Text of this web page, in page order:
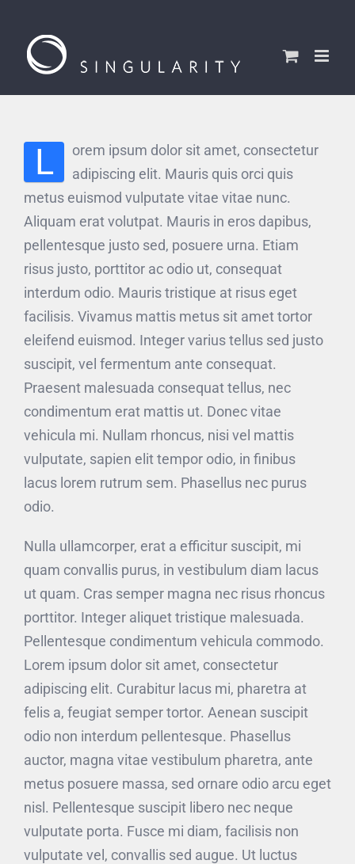
content
L
orem ipsum dolor sit amet, consectetur
adipiscing elit. Mauris quis orci quis
metus euismod vulputate vitae vitae nunc.
Aliquam erat volutpat. Mauris in eros dapibus,
pellentesque justo sed, posuere urna. Etiam
risus justo, porttitor ac odio ut, consequat
interdum odio. Mauris tristique at risus eget
facilisis. Vivamus mattis metus sit amet tortor
eleifend euismod. Integer varius tellus sed justo
suscipit, vel fermentum ante consequat.
Praesent malesuada consequat tellus, nec
condimentum erat mattis ut. Donec vitae
vehicula mi. Nullam rhoncus, nisi vel mattis
vulputate, sapien elit tempor odio, in finibus
lacus lorem rutrum sem. Phasellus nec purus
odio.
Nulla ullamcorper, erat a efficitur suscipit, mi
quam convallis purus, in vestibulum diam lacus
ut quam. Cras semper magna nec risus rhoncus
porttitor. Integer aliquet tristique malesuada.
Pellentesque condimentum vehicula commodo.
Lorem ipsum dolor sit amet, consectetur
adipiscing elit. Curabitur lacus mi, pharetra at
felis a, feugiat semper tortor. Aenean suscipit
odio non interdum pellentesque. Phasellus
auctor, magna vitae vestibulum pharetra, ante
metus posuere massa, sed ornare odio arcu eget
nisl. Pellentesque suscipit libero nec neque
vulputate porta. Fusce mi diam, facilisis non
vulputate vel, convallis sed augue. Ut luctus